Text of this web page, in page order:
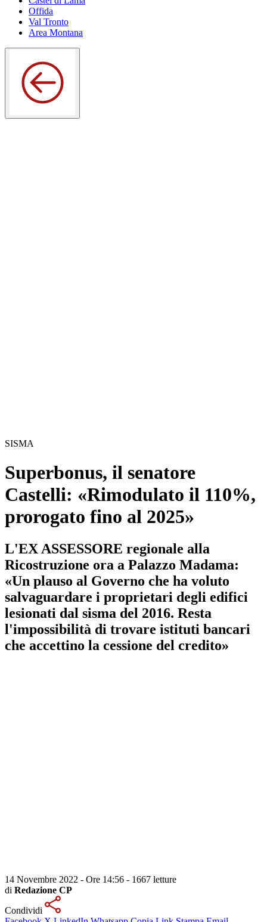
Offida
Val Tronto
Area Montana
SISMA
Superbonus, il senatore
Castelli: «Rimodulato il 110%,
prorogato fino al 2025»
L'EX ASSESSORE regionale alla
Ricostruzione ora a Palazzo Madama:
«Un plauso al Governo che ha voluto
salvaguardare i proprietari degli edifici
lesionati dal sisma del 2016. Resta
l'impossibilità di trovare istituti bancari
che accettino la cessione del credito»
14 Novembre 2022 - Ore 14:56 - 1667 letture
di Redazione CP
Condividi